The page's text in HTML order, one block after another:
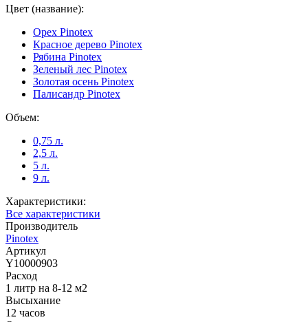
Цвет (название):
Орех Pinotex
Красное дерево Pinotex
Рябина Pinotex
Зеленый лес Pinotex
Золотая осень Pinotex
Палисандр Pinotex
Объем:
0,75 л.
2,5 л.
5 л.
9 л.
Характеристики:
Все характеристики
Производитель
Pinotex
Артикул
Y10000903
Расход
1 литр на 8-12 м2
Высыхание
12 часов